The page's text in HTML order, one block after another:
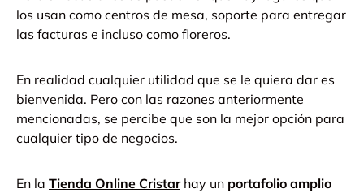
los usan como centros de mesa, soporte para entregar
las facturas e incluso como floreros.
En realidad cualquier utilidad que se le quiera dar es
bienvenida. Pero con las razones anteriormente
mencionadas, se percibe que son la mejor opción para
cualquier tipo de negocios.
En la Tienda Online Cristarhay un portafolio amplio